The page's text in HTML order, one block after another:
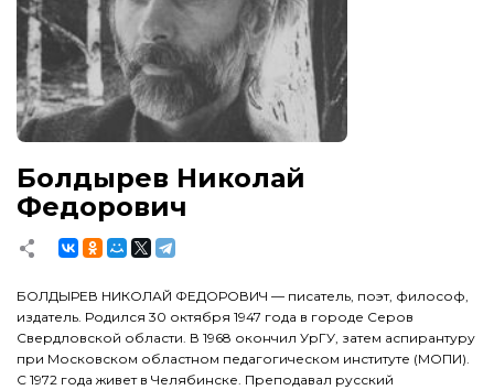
Болдырев Николай
Федорович
БОЛДЫРЕВ НИКОЛАЙ ФЕДОРОВИЧ — писатель, поэт, философ,
издатель. Родился 30 октября 1947 года в городе Серов
Свердловской области. В 1968 окончил УрГУ, затем аспирантуру
при Московском областном педагогическом институте (МОПИ).
С 1972 года живет в Челябинске. Преподавал русский